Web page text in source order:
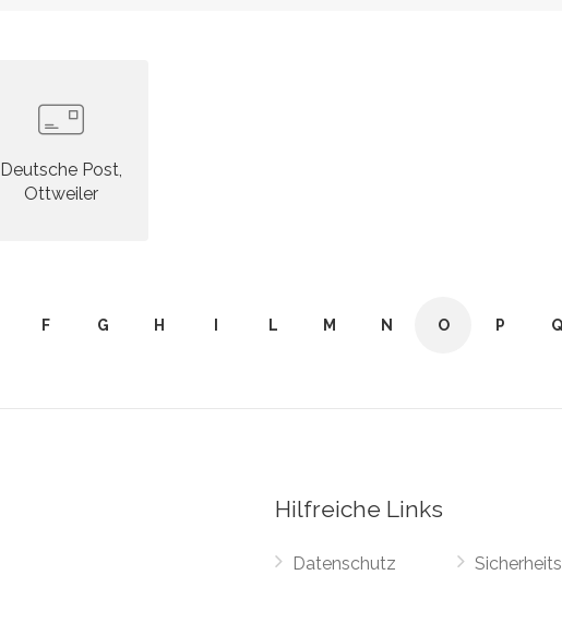
Deutsche Post,
Ottweiler
F G H L M N O P Q
Hilfreiche Links
Datenschutz